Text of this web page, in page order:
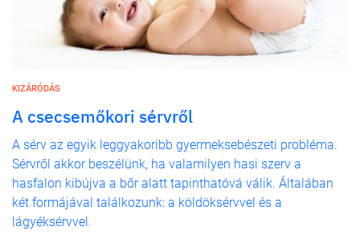
KIZÁRÓDÁS
A csecsemőkori sérvről
A sérv az egyik leggyakoribb gyermeksebészeti probléma.
Sérvről akkor beszélünk, ha valamilyen hasi szerv a
hasfalon kibújva a bőr alatt tapinthatóvá válik. Általában
két formájával találkozunk: a köldöksérvvel és a
lágyéksérvvel.